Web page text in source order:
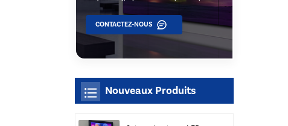
CONTACTEZ-NOUS
Nouveaux Produits